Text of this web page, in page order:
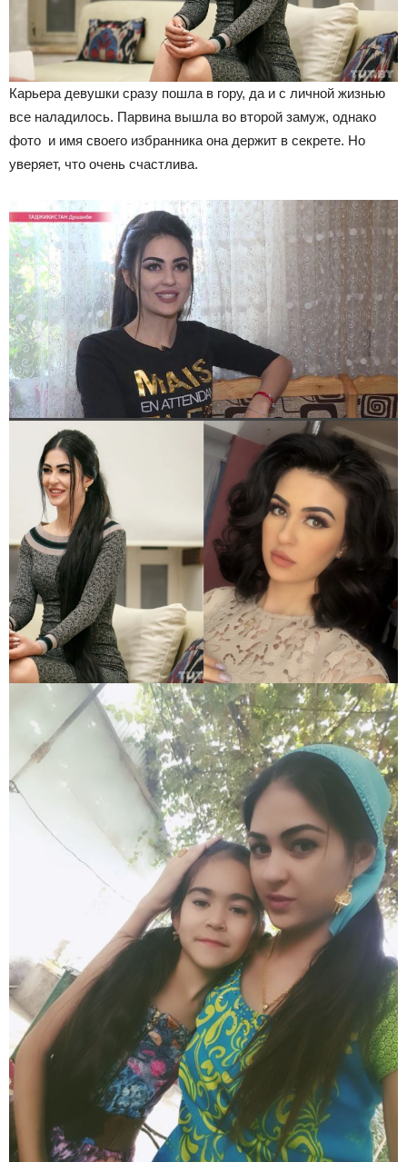
Карьера девушки сразу пошла в гору, да и с личной жизнью
все наладилось. Парвина вышла во второй замуж, однако
фото и имя своего избранника она держит в секрете. Но
уверяет, что очень счастлива.